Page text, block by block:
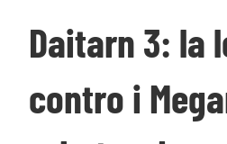
Daitarn 3: la
contro i